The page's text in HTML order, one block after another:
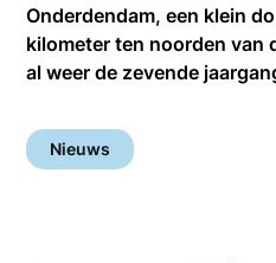
Onderdendam, een klein
kilometer ten noorden van
al weer de zevende
Nieuws